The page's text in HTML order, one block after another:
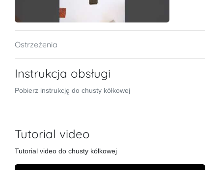
Ostrzeżenia
Instrukcja obsługi
Pobierz instrukcję do chusty kółkowej
Tutorial video
Tutorial video do chusty kółkowej